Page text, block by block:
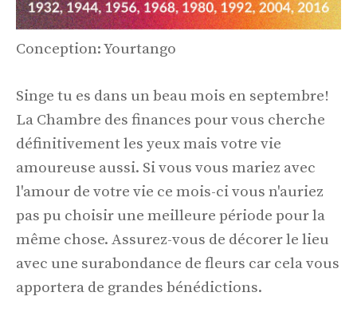
Conception: Yourtango
Singe tu es dans un beau mois en septembre!
La Chambre des finances pour vous cherche
définitivement les yeux mais votre vie
amoureuse aussi. Si vous vous mariez avec
l'amour de votre vie ce mois-ci vous n'auriez
pas pu choisir une meilleure période pour la
même chose. Assurez-vous de décorer le lieu
avec une surabondance de fleurs car cela vous
apportera de grandes bénédictions.